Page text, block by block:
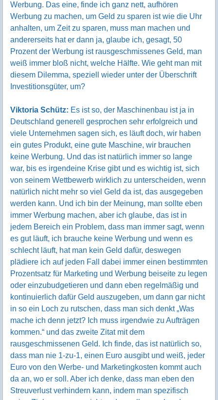
Werbung. Das eine, finde ich ganz nett, aufhören
Werbung zu machen, um Geld zu sparen ist wie die Uhr
anhalten, um Zeit zu sparen, muss man machen und
andererseits hat er dann ja, glaube ich, gesagt, 50
Prozent der Werbung ist rausgeschmissenes Geld, man
weiß immer bloß nicht, welche Hälfte. Wie geht man mit
diesem Dilemma, speziell wieder unter der Überschrift
Investitionsgüter, um?
Viktoria Schütz: Es ist so, der Maschinenbau ist ja in
Deutschland generell gesprochen sehr erfolgreich und
viele Unternehmen sagen sich, es läuft doch, wir haben
ein gutes Produkt, eine gute Maschine, wir brauchen
keine Werbung. Und das ist natürlich immer so lange
war, bis es irgendeine Krise gibt und es wichtig ist, sich
von seinem Wettbewerb wirklich zu unterscheiden, wenn
natürlich nicht mehr so viel Geld da ist, das ausgegeben
werden kann. Und ich bin der Meinung, man sollte eben
immer Werbung machen, aber ich glaube, das ist in
jedem Bereich ein Problem, dass man immer sagt, wenn
es gut läuft, ich brauche keine Werbung und wenn es
schlecht läuft, hat man kein Geld dafür, deswegen
plädiere ich auf jeden Fall dabei immer einen bestimmten
Prozentsatz für Marketing und Werbung beiseite zu legen
oder einzubudgetieren und dann eben regelmäßig und
kontinuierlich dafür Geld auszugeben, um dann gar nicht
in so ein Loch zu rutschen, dass man sich denkt „Was
mache ich denn jetzt? Ich muss irgendwie zu Aufträgen
kommen.“ und das zweite Zitat mit dem
rausgeschmissenen Geld. Ich finde, das ist natürlich so,
dass man nie 1-zu-1, einen Euro ausgibt und weiß, jeder
Euro von den Werbe- und Marketingkosten kommt auch
da an, wo er soll. Aber ich denke, dass man eben den
Streuverlust verhindern kann, indem man spezifisch